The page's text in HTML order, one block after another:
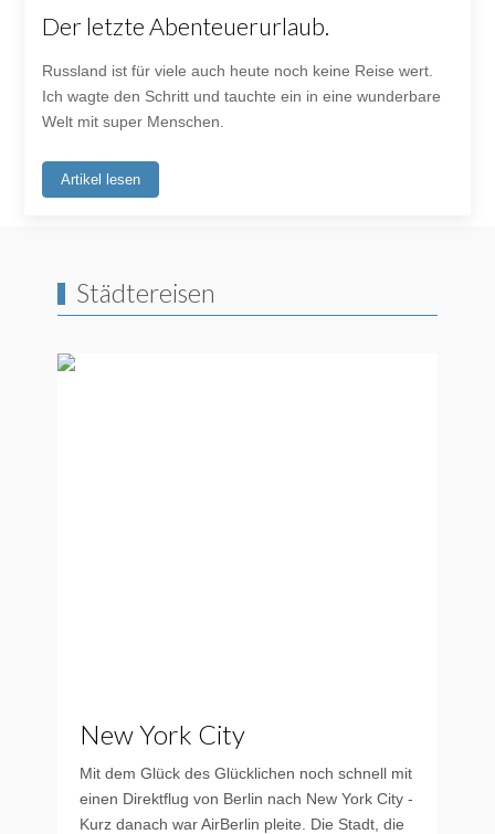
Der letzte Abenteuerurlaub.
Russland ist für viele auch heute noch keine Reise wert.
Ich wagte den Schritt und tauchte ein in eine wunderbare
Welt mit super Menschen.
Artikel lesen
Städtereisen
New York City
Mit dem Glück des Glücklichen noch schnell mit
einen Direktflug von Berlin nach New York City -
Kurz danach war AirBerlin pleite. Die Stadt, die